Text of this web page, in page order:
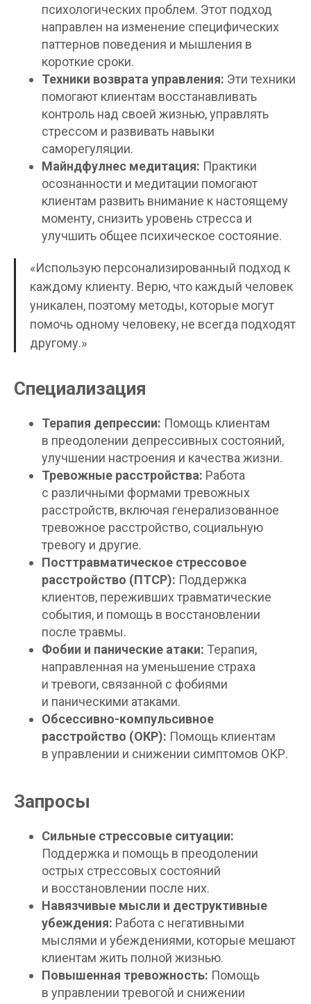
психологических проблем. Этот подход
направлен на изменение специфических
паттернов поведения и мышления в
короткие сроки.
Техники возврата управления: Эти техники
помогают клиентам восстанавливать
контроль над своей жизнью, управлять
стрессом и развивать навыки
саморегуляции.
Майндфулнес медитация: Практики
осознанности и медитации помогают
клиентам развить внимание к настоящему
моменту, снизить уровень стресса и
улучшить общее психическое состояние.
«Использую персонализированный подход к
каждому клиенту. Верю, что каждый человек
уникален, поэтому методы, которые могут
помочь одному человеку, не всегда подходят
другому.»
Специализация
Терапия депрессии: Помощь клиентам
в преодолении депрессивных состояний,
улучшении настроения и качества жизни.
Тревожные расстройства: Работа
с различными формами тревожных
расстройств, включая генерализованное
тревожное расстройство, социальную
тревогу и другие.
Посттравматическое стрессовое
расстройство (ПТСР): Поддержка
клиентов, переживших травматические
события, и помощь в восстановлении
после травмы.
Фобии и панические атаки: Терапия,
направленная на уменьшение страха
и тревоги, связанной с фобиями
и паническими атаками.
Обсессивно-компульсивное
расстройство (ОКР): Помощь клиентам
в управлении и снижении симптомов ОКР.
Запросы
Сильные стрессовые ситуации:
Поддержка и помощь в преодолении
острых стрессовых состояний
и восстановлении после них.
Навязчивые мысли и деструктивные
убеждения: Работа с негативными
мыслями и убеждениями, которые мешают
клиентам жить полной жизнью.
Повышенная тревожность: Помощь
в управлении тревогой и снижении